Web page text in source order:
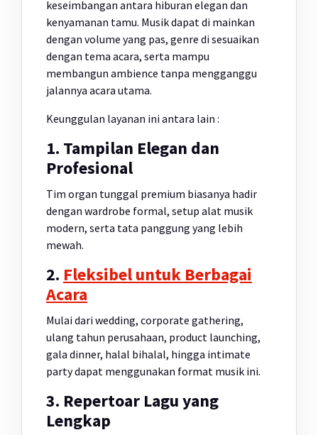
keseimbangan antara hiburan elegan dan
kenyamanan tamu. Musik dapat di mainkan
dengan volume yang pas, genre di sesuaikan
dengan tema acara, serta mampu
membangun ambience tanpa mengganggu
jalannya acara utama.
Keunggulan layanan ini antara lain :
1. Tampilan Elegan dan
Profesional
Tim organ tunggal premium biasanya hadir
dengan wardrobe formal, setup alat musik
modern, serta tata panggung yang lebih
mewah.
2. Fleksibel untuk Berbagai
Acara
Mulai dari wedding, corporate gathering,
ulang tahun perusahaan, product launching,
gala dinner, halal bihalal, hingga intimate
party dapat menggunakan format musik ini.
3. Repertoar Lagu yang
Lengkap